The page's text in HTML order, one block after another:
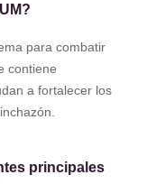
para combatir
contiene
a fortalecer los
principales